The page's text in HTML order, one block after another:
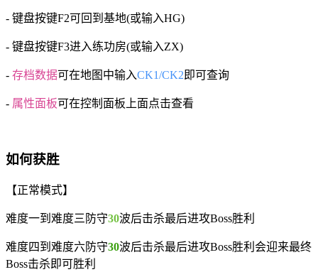
- 键盘按键F2可回到基地(或输入HG)
- 键盘按键F3进入练功房(或输入ZX)
- 存档数据可在地图中输入CK1/CK2 即可查询
- 属性面板可在控制面板上面点击查看
如何获胜
【正常模式】
难度一到难度三防守30波后击杀最后进攻Boss胜利
难度四到难度六防守30波后击杀最后进攻Boss胜利会迎来最终
Boss击杀即可胜利